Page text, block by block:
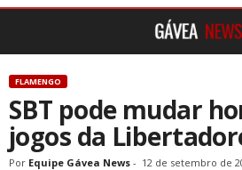
FLAMENGO
SBT pode mudar
jogos da
Por Equipe Gávea News - 12 de setembro de